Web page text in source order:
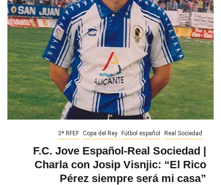
3ª RFEF Copa del Rey Fútbol español Real Sociedad
F.C. Jove Español-Real Sociedad |
Charla con Josip Visnjic: “El Rico
Pérez siempre será mi casa”